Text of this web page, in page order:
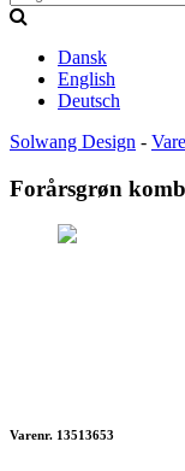
Dansk
English
Deutsch
Solwang Design -
Forårsgrøn
Varenr. 13513653